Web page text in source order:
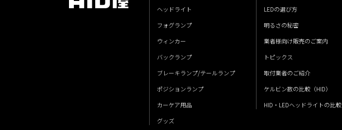
ヘッドライト
フォグランプ
ウィンカー
バックランプ
ブレーキランプ/テールランプ
ポジションランプ
カーケア用品
グッズ
LEDの選び方
明るさの秘密
業者様向け販売のご案内
トピックス
取付業者のご紹介
ケルビン数の比較（HID）
HID・LEDヘッドライトの比較